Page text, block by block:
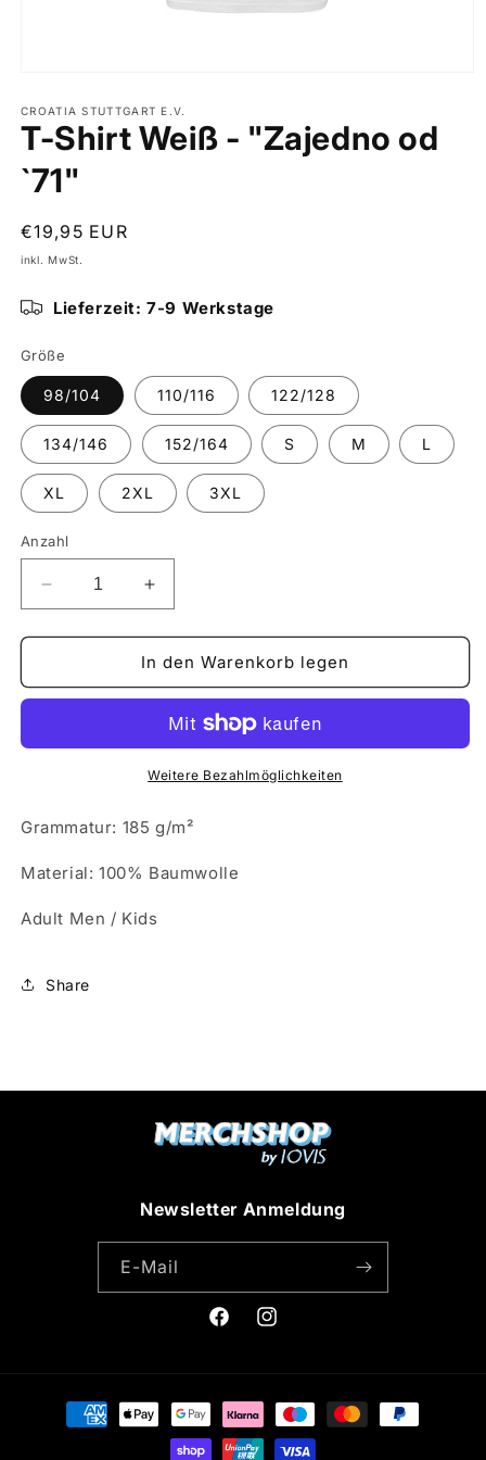
CROATIA STUTTGART E.V.
T-Shirt Weiß - "Zajedno od
`71"
Normaler
Preis
€19,95 EUR
inkl. MwSt.
Lieferzeit: 7-9 Werkstage
Größe
98/104 110/116 122/128
134/146 152/164 S M L
XL 2XL 3XL
Anzahl
Verringere
die
Menge
T-
-
&quot;Zajedno
`71&quot;
Erhöhe
die
Menge
für
T-
Weiß
-
&quot;Zajedno
`71&quot;
In den Warenkorb legen
Weitere Bezahlmöglichkeiten
Grammatur: 185 g/m²
Material: 100% Baumwolle
Adult Men / Kids
Share
Newsletter Anmeldung
E-Mail
FacebookInstagram
Zahlungsmethoden